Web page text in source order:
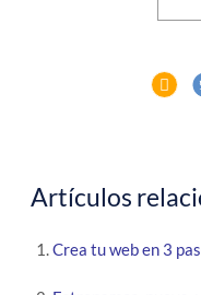
Artículos
Crea tu web en 3